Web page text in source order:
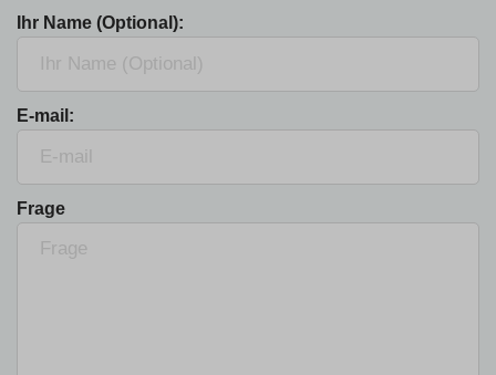
Ihr Name (Optional):
E-mail:
Frage